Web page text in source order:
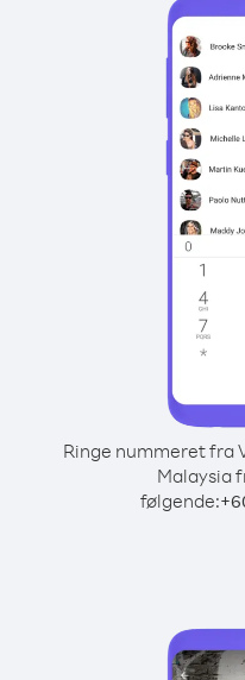
Ringe nummeret fra
Malaysia
følgende:+